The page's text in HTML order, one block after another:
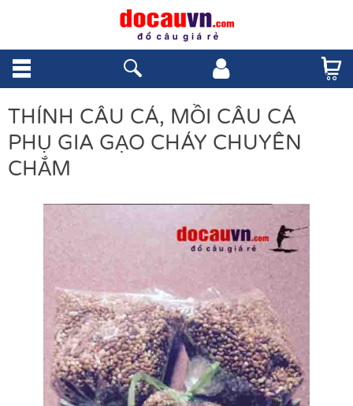
THÍNH CÂU CÁ, MỒI CÂU CÁ
PHỤ GIA GẠO CHÁY CHUYÊN
CHẮM